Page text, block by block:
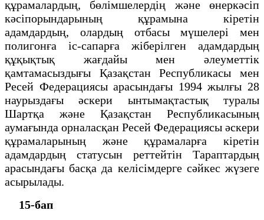
құрамалардың, бөлімшелердің және өнеркәсіп
кәсіпорындарының құрамына кіретін
адамдардың, олардың отбасы мүшелері мен
полигонға іс-сапарға жіберілген адамдардың
құқықтық жағдайы мен әлеуметтік
қамтамасыздығы Қазақстан Республикасы мен
Ресей Федерациясы арасындағы 1994 жылғы 28
наурыздағы әскери ынтымақтастық туралы
Шартқа және Қазақстан Республикасының
аумағында орналасқан Ресей Федерациясы әскери
құрамаларының және құрамаларға кіретін
адамдардың статусын реттейтін Тараптардың
арасындағы басқа да келісімдерге сәйкес жүзеге
асырылады.
15-бап